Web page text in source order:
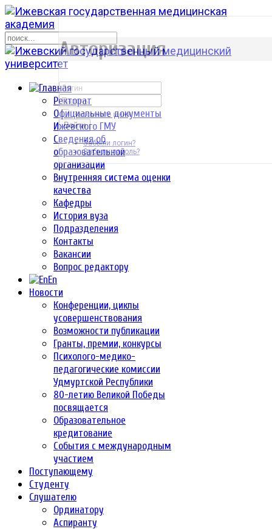
Ректорат
Официальные документы
Ижевского ГМУ
Сведения об
образовательной
организации
Внутренняя система оценки
качества
Кафедры
История вуза
Подразделения
Контакты
Вакансии
Вопрос редактору
En
Новости
Конференции, циклы
усовершенствования
Возможности публикации
Гранты, премии, конкурсы
Психолого-медико-
педагогические комиссии
Удмуртской Республики
80-летию Великой Победы
посвящается
Образовательное
кредитование
События с международным
участием
Поступающему
Студенту
Слушателю
Ординатору
Аспиранту
р
Авторизация
Запомнить меня
Войти
Забыли логин?
Забыли пароль?